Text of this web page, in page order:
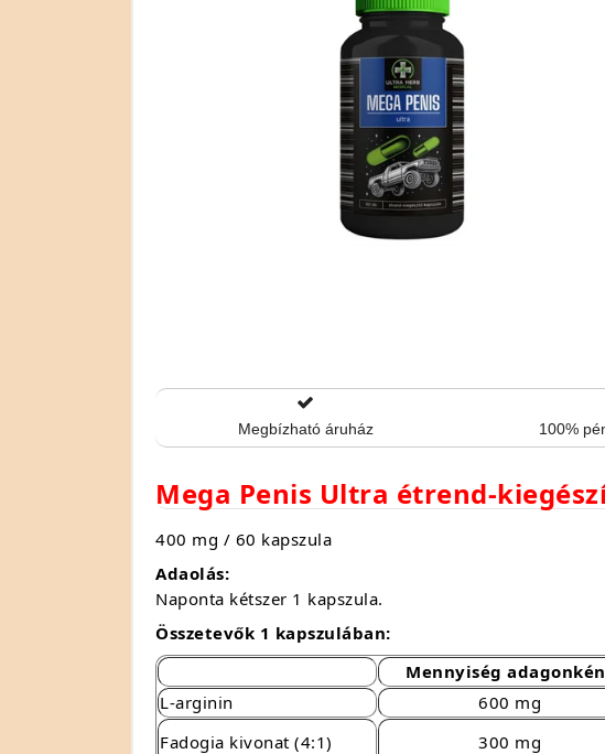
Megbízható áruház 100%
Mega Penis Ultra étrend-
400 mg / 60 kapszula
Adaolás:
Naponta kétszer 1 kapszula.
Összetevők 1 kapszulában:
Mennyiség
L-arginin
600 mg
Fadogia kivonat (4:1)
300 mg